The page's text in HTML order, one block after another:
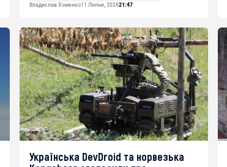
Владислав Хоменко11 Липня, 202621:47
Українська DevDroid та норвезька